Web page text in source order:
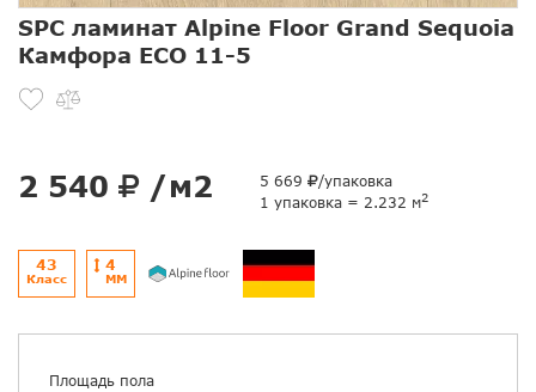
SPC ламинат Alpine Floor Grand Sequoia
Камфора ЕСО 11-5
2 540 /м2 5 669
/упаковка
1 упаковка = 2.232 м2
43
Класс
4
ММ
Площадь пола